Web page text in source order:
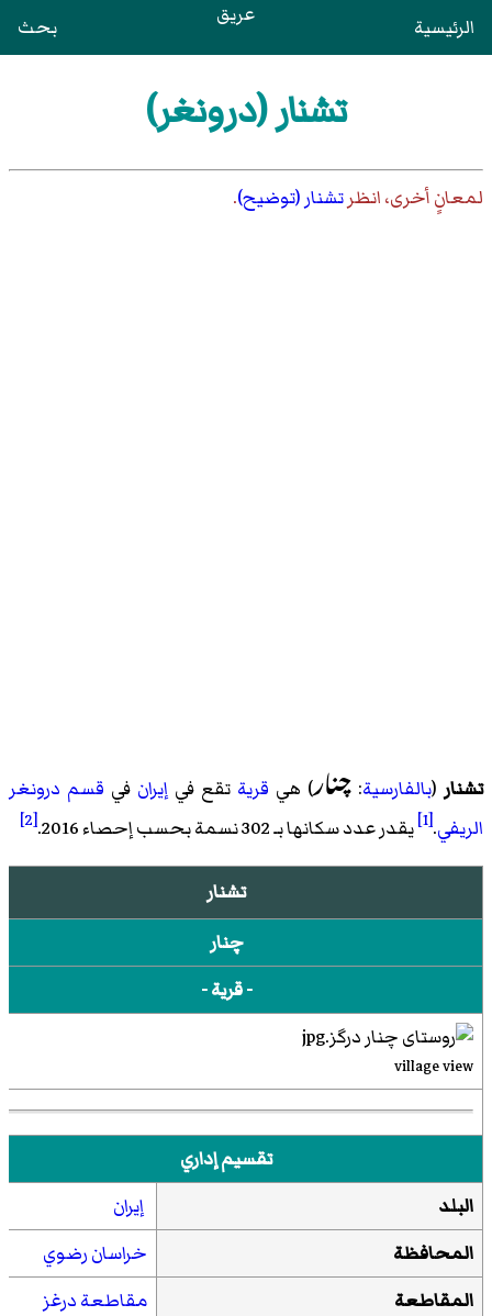
الرئيسية عريق بحث
تشنار (درونغر)
لمعانٍ أخرى، انظرتشنار (توضيح).
تشنار (بالفارسية: چنار) هي قرية تقع في إيران في قسم درونغر
الريفي.
[1] يقدر عدد سكانها بـ 302 نسمة بحسب إحصاء 2016 .
[2]
تشنار
چنار
- قرية -
village view
تقسيم إداري
البلد
إيران
المحافظة
خراسان رضوي
المقاطعة
مقاطعة درغز